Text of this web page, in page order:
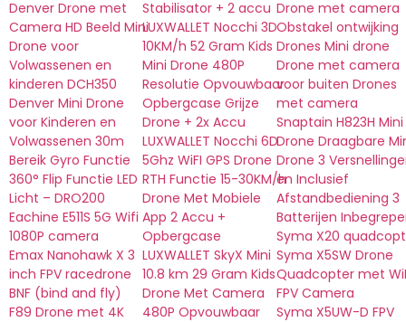
Denver Drone met
Camera HD Beeld Mini
Drone voor
Volwassenen en
kinderen DCH350
Denver Mini Drone
voor Kinderen en
Volwassenen 30m
Bereik Gyro Functie
360° Flip Functie LED
Licht – DRO200
Eachine E511S 5G Wifi
1080P camera
Emax Nanohawk X 3
inch FPV racedrone
BNF (bind and fly)
F89 Drone met 4K
Stabilisator + 2 accu
LUXWALLET Nocchi 3D
10KM/h 52 Gram Kids
Mini Drone 480P
Resolutie Opvouwbaar
Opbergcase Grijze
Drone + 2x Accu
LUXWALLET Nocchi 6D
5Ghz WiFI GPS Drone
RTH Functie 15-30KM/h
Drone Met Mobiele
App 2 Accu +
Opbergcase
LUXWALLET SkyX Mini
10.8 km 29 Gram Kids
Drone Met Camera
480P Opvouwbaar
Drone met camera
Obstakel ontwijking
Drones Mini drone
Drone met camera
voor buiten Drones
met camera
Snaptain H823H Mini
Drone Draagbare
Drone 3
en Inclusief
Afstandbediening 3
Batterijen
Syma X20
Syma X5SW Drone
Quadcopter met
FPV Camera
Syma X5UW-D FPV